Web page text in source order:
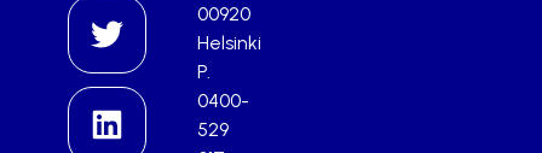
00920
Helsinki
P.
0400-
529